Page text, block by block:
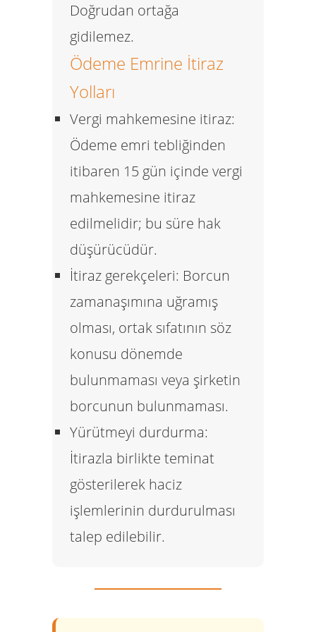
Doğrudan ortağa
gidilemez.
Ödeme Emrine İtiraz
Yolları
Vergi mahkemesine itiraz:
Ödeme emri tebliğinden
itibaren 15 gün içinde vergi
mahkemesine itiraz
edilmelidir; bu süre hak
düşürücüdür.
İtiraz gerekçeleri: Borcun
zamanaşımına uğramış
olması, ortak sıfatının söz
konusu dönemde
bulunmaması veya şirketin
borcunun bulunmaması.
Yürütmeyi durdurma:
İtirazla birlikte teminat
gösterilerek haciz
işlemlerinin durdurulması
talep edilebilir.